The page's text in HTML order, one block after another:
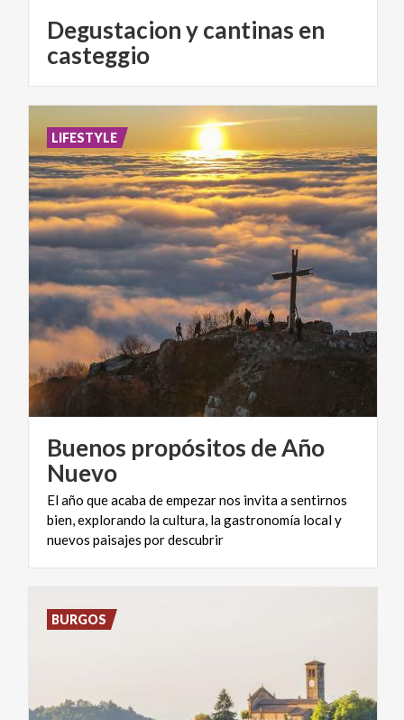
Degustacion y cantinas en
casteggio
Buenos propósitos de Año
Nuevo
El año que acaba de empezar nos invita a sentirnos
bien, explorando la cultura, la gastronomía local y
nuevos paisajes por descubrir
LIFESTYLE
BURGOS